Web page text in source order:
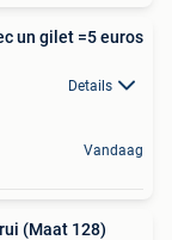
un gilet =5 euros
Details
Vandaag
(Maat 128)